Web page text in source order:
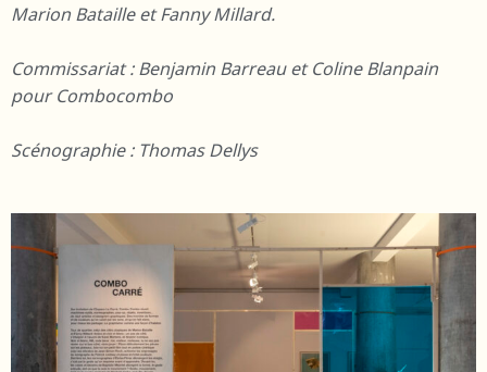
Marion Bataille et Fanny Millard.
Commissariat : Benjamin Barreau et Coline Blanpain
pour Combocombo
Scénographie : Thomas Dellys